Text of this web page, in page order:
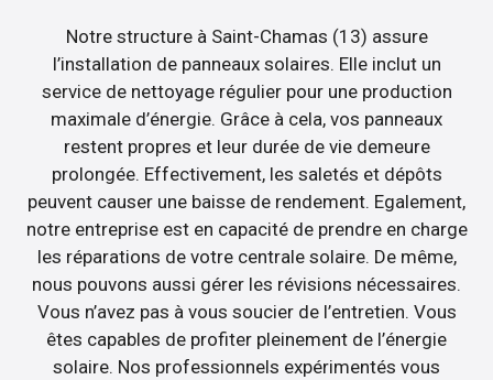
Notre structure à Saint-Chamas (13) assure
l’installation de panneaux solaires. Elle inclut un
service de nettoyage régulier pour une production
maximale d’énergie. Grâce à cela, vos panneaux
restent propres et leur durée de vie demeure
prolongée. Effectivement, les saletés et dépôts
peuvent causer une baisse de rendement. Egalement,
notre entreprise est en capacité de prendre en charge
les réparations de votre centrale solaire. De même,
nous pouvons aussi gérer les révisions nécessaires.
Vous n’avez pas à vous soucier de l’entretien. Vous
êtes capables de profiter pleinement de l’énergie
solaire. Nos professionnels expérimentés vous